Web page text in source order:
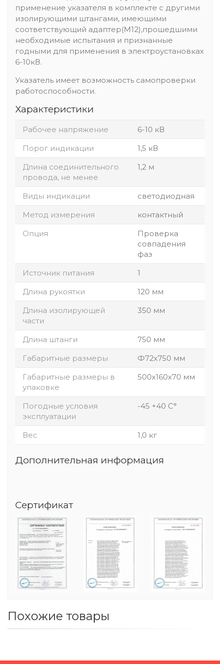
применение указателя в комплекте с другими
изолирующими штангами, имеющими
соответствующий адаптер(М12),прошедшими
необходимые испытания и признанные
годными для применения в электроустановках
6-10кВ.
Указатель имеет возможность самопроверки
работоспособности.
Характеристики
Рабочее напряжение
6-10 кВ
Порог индикации
1,5 кВ
Длина соединительного
провода, не менее
1,2 м
Виды индикации
светодиодная
Метод измерения
контактный
Опция
Проверка
совпадения
фаз
Источник питания
1
Длина рукоятки
120 мм
Длина изолирующей
части
350 мм
Длина штанги
750 мм
Габаритные размеры
Ф72х750 мм
Габаритные размеры в
упаковке
500х160х70 мм
Погодные условия
эксплуатации
-45 +40 С°
Вес 1,0 кг
Дополнительная информация
Сертификат
Похожие товары